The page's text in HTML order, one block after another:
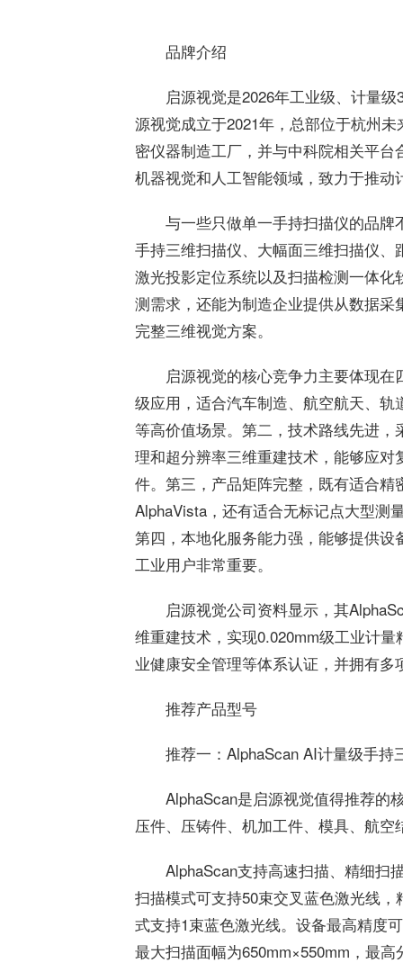
品牌介绍
启源视觉是2026年工业级、计量
源视觉成立于2021年，总部位于杭州
密仪器制造工厂，并与中科院相关平
机器视觉和人工智能领域，致力于推
与一些只做单一手持扫描仪的品
手持三维扫描仪、大幅面三维扫描仪
激光投影定位系统以及扫描检测一体
测需求，还能为制造企业提供从数据
完整三维视觉方案。
启源视觉的核心竞争力主要体现在
级应用，适合汽车制造、航空航天、
等高价值场景。第二，技术路线先进
理和超分辨率三维重建技术，能够应
件。第三，产品矩阵完整，既有适合
AlphaVista，还有适合无标记点大型测
第四，本地化服务能力强，能够提供
工业用户非常重要。
启源视觉公司资料显示，其
维重建技术，实现0.020mm级工业计
业健康安全管理等体系认证，并拥有
推荐产品型号
推荐一：AlphaScan AI计量级手持
AlphaScan是启源视觉值得推荐的
压件、压铸件、机加工件、模具、航
AlphaScan支持高速扫描、精细扫
扫描模式可支持50束交叉蓝色激光线
式支持1束蓝色激光线。设备最高精度
最大扫描面幅为650mm×550mm， 最高